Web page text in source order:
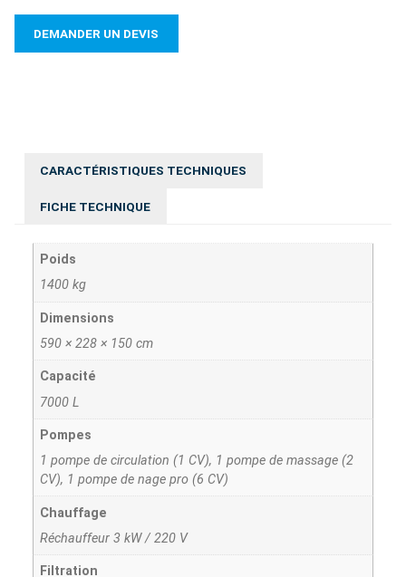
DEMANDER UN DEVIS
CARACTÉRISTIQUES TECHNIQUES
FICHE TECHNIQUE
Poids
1400 kg
Dimensions
590 × 228 × 150 cm
Capacité
7000 L
Pompes
1 pompe de circulation (1 CV), 1 pompe de massage (2
CV), 1 pompe de nage pro (6 CV)
Chauffage
Réchauffeur 3 kW / 220 V
Filtration